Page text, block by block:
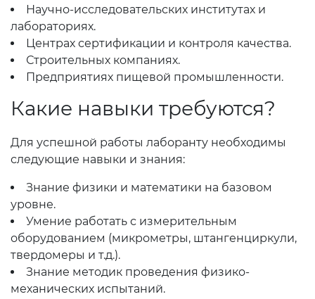
Научно-исследовательских институтах и
лабораториях.
Центрах сертификации и контроля качества.
Строительных компаниях.
Предприятиях пищевой промышленности.
Какие навыки требуются?
Для успешной работы лаборанту необходимы
следующие навыки и знания:
Знание физики и математики на базовом
уровне.
Умение работать с измерительным
оборудованием (микрометры, штангенциркули,
твердомеры и т.д.).
Знание методик проведения физико-
механических испытаний.